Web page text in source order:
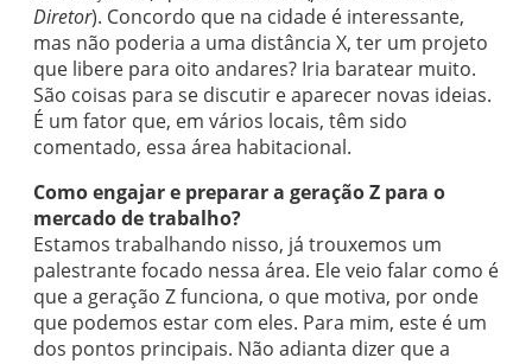
Diretor). Concordo que na cidade é interessante,
mas não poderia a uma distância X, ter um projeto
que libere para oito andares? Iria baratear muito.
São coisas para se discutir e aparecer novas ideias.
É um fator que, em vários locais, têm sido
comentado, essa área habitacional.
Como engajar e preparar a geração Z para o
mercado de trabalho?
Estamos trabalhando nisso, já trouxemos um
palestrante focado nessa área. Ele veio falar como é
que a geração Z funciona, o que motiva, por onde
que podemos estar com eles. Para mim, este é um
dos pontos principais. Não adianta dizer que a